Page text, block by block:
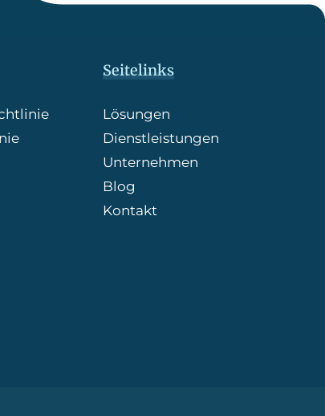
Seitelinks
Lösungen
Dienstleistungen
Unternehmen
Blog
Kontakt